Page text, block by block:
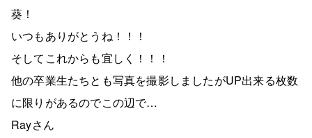
葵！
いつもありがとうね！！！
そしてこれからも宜しく！！！
他の卒業生たちとも写真を撮影しましたがUP出来る枚数
に限りがあるのでこの辺で…
Rayさん